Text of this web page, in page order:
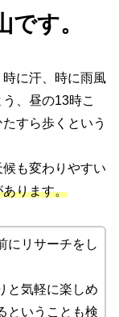
です。
に汗、時に雨風
、昼の13時こ
すら歩くという
も変わりやすい
ります。
にリサーチをし
と気軽に楽しめ
ということも検